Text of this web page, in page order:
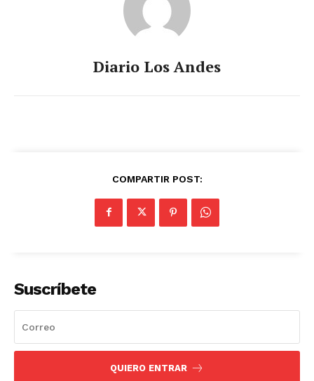
Diario Los Andes
COMPARTIR POST:
Suscríbete
QUIERO ENTRAR